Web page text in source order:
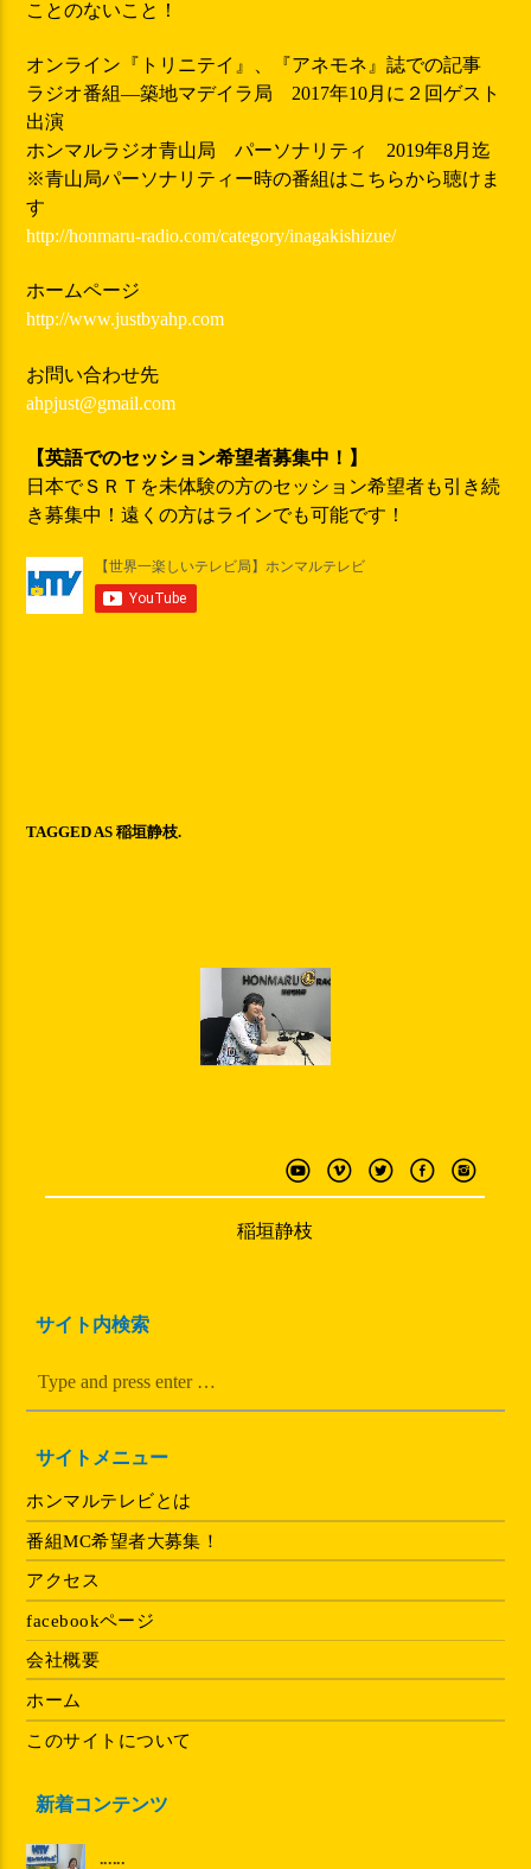
ことのないこと！
オンライン『トリニテイ』、『アネモネ』誌での記事
ラジオ番組―築地マデイラ局 2017年10月に２回ゲスト
出演
ホンマルラジオ青山局 パーソナリティ 2019年8月迄
※青山局パーソナリティー時の番組はこちらから聴けま
す
http://honmaru-radio.com/category/inagakishizue/
ホームページ
http://www.justbyahp.com
お問い合わせ先
ahpjust@gmail.com
【英語でのセッション希望者募集中！】
日本でＳＲＴを未体験の方のセッション希望者も引き続
き募集中！遠くの方はラインでも可能です！
TAGGED AS稲垣静枝.
稲垣静枝
サイト内検索
サイトメニュー
ホンマルテレビとは
番組MC希望者大募集！
アクセス
facebookページ
会社概要
ホーム
このサイトについて
新着コンテンツ
......